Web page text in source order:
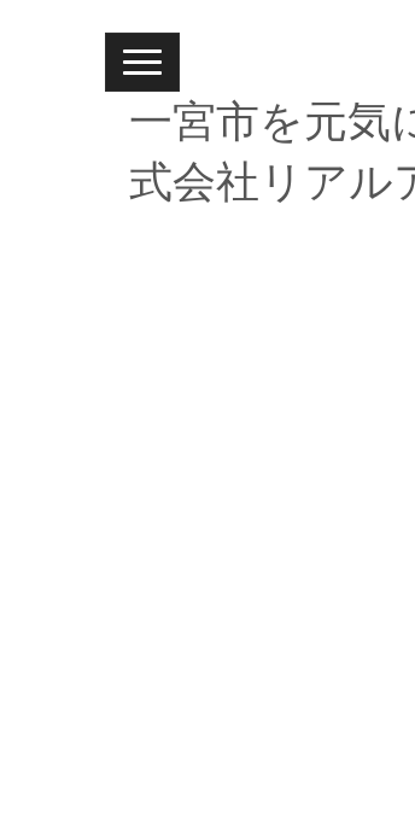
N
a
v
i
t
i
一宮市を元気
式会社リアル